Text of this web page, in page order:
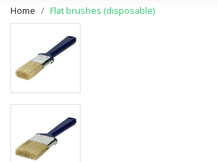
Home Flat brushes (disposable)